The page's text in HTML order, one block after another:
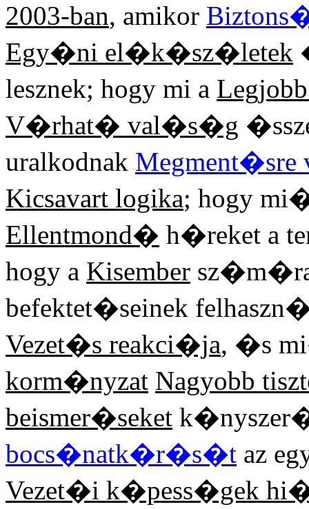
2003-ban, amikor
Egy�ni el�k�sz�letek
lesznek; hogy mi a
V�rhat� val�s�g
uralkodnak
Kicsavart logika; hogy
Ellentmond� h�reket a
hogy a Kisember
befektet�seinek
Vezet�s reakci�ja, �s
korm�nyzat Nagyobb
beismer�seket
bocs�natk�r�s�t az
Vezet�i k�pess�gek